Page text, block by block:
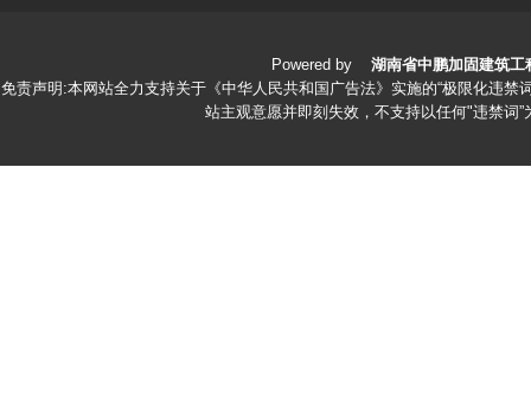
Powered by 湖南省中鹏加固建筑工
免责声明:本网站全力支持关于《中华人民共和国广告法》实施的“极限化违禁
站主观意愿并即刻失效，不支持以任何"违禁词